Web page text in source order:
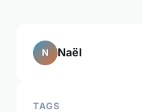
N Naël
TAGS